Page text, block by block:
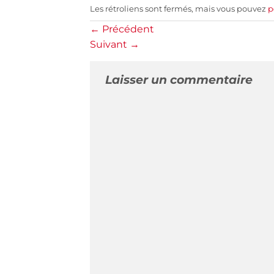
Les rétroliens sont fermés, mais vous pouvez
← Précédent
Suivant →
Laisser un commentaire